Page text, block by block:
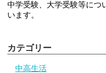
中学受験、大学受験等につ
います。
カテゴリー
中高生活